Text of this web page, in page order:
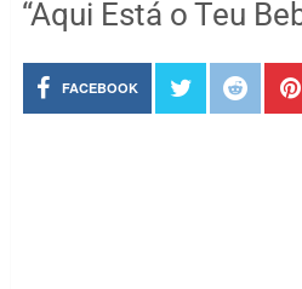
“Aqui Está o Teu
FACEBOOK